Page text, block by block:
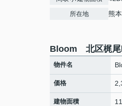
所在地 熊
Bloom 北区梶尾
物件名
価格
建物面積